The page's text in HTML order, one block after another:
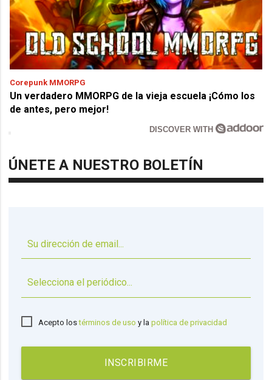
Corepunk MMORPG
Un verdadero MMORPG de la vieja escuela ¡Cómo los
de antes, pero mejor!
DISCOVER WITH
ÚNETE A NUESTRO BOLETÍN
Acepto lostérminos de uso y lapolítica de privacidad
INSCRIBIRME